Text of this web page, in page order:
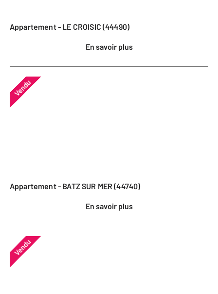
Appartement - LE CROISIC (44490)
En savoir plus
Vendu
Appartement - BATZ SUR MER (44740)
En savoir plus
Vendu